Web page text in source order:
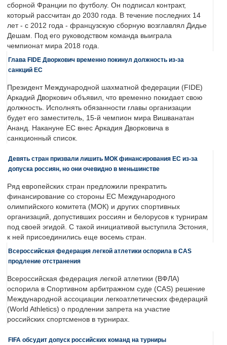
сборной Франции по футболу. Он подписал контракт,
который рассчитан до 2030 года. В течение последних 14
лет - с 2012 года - французскую сборную возглавлял Дидье
Дешам. Под его руководством команда выиграла
чемпионат мира 2018 года.
Глава FIDE Дворкович временно покинул должность из-за
санкций ЕС
Президент Международной шахматной федерации (FIDE)
Аркадий Дворкович объявил, что временно покидает свою
должность. Исполнять обязанности главы организации
будет его заместитель, 15-й чемпион мира Вишванатан
Ананд. Накануне ЕС внес Аркадия Дворковича в
санкционный список.
Девять стран призвали лишить МОК финансирования ЕС из-за
допуска россиян, но они очевидно в меньшинстве
Ряд европейских стран предложили прекратить
финансирование со стороны ЕС Международного
олимпийского комитета (МОК) и других спортивных
организаций, допустивших россиян и белорусов к турнирам
под своей эгидой. С такой инициативой выступила Эстония,
к ней присоединились еще восемь стран.
Всероссийская федерация легкой атлетики оспорила в CAS
продление отстранения
Всероссийская федерация легкой атлетики (ВФЛА)
оспорила в Спортивном арбитражном суде (CAS) решение
Международной ассоциации легкоатлетических федераций
(World Athletics) о продлении запрета на участие
российских спортсменов в турнирах.
FIFA обсудит допуск российских команд на турниры